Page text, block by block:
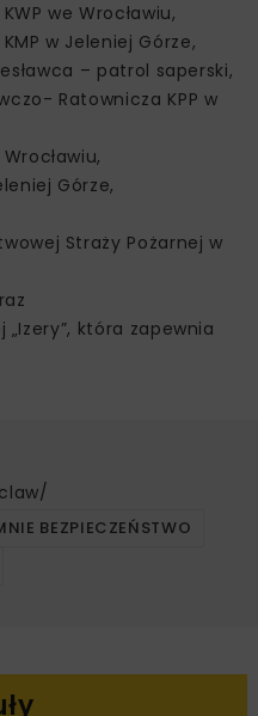
we Wrocławiu,
w Jeleniej Górze,
– patrol saperski,
Ratownicza KPP w
Górze,
Straży Pożarnej w
„Izery”, która zapewnia
BEZPIECZEŃSTWO